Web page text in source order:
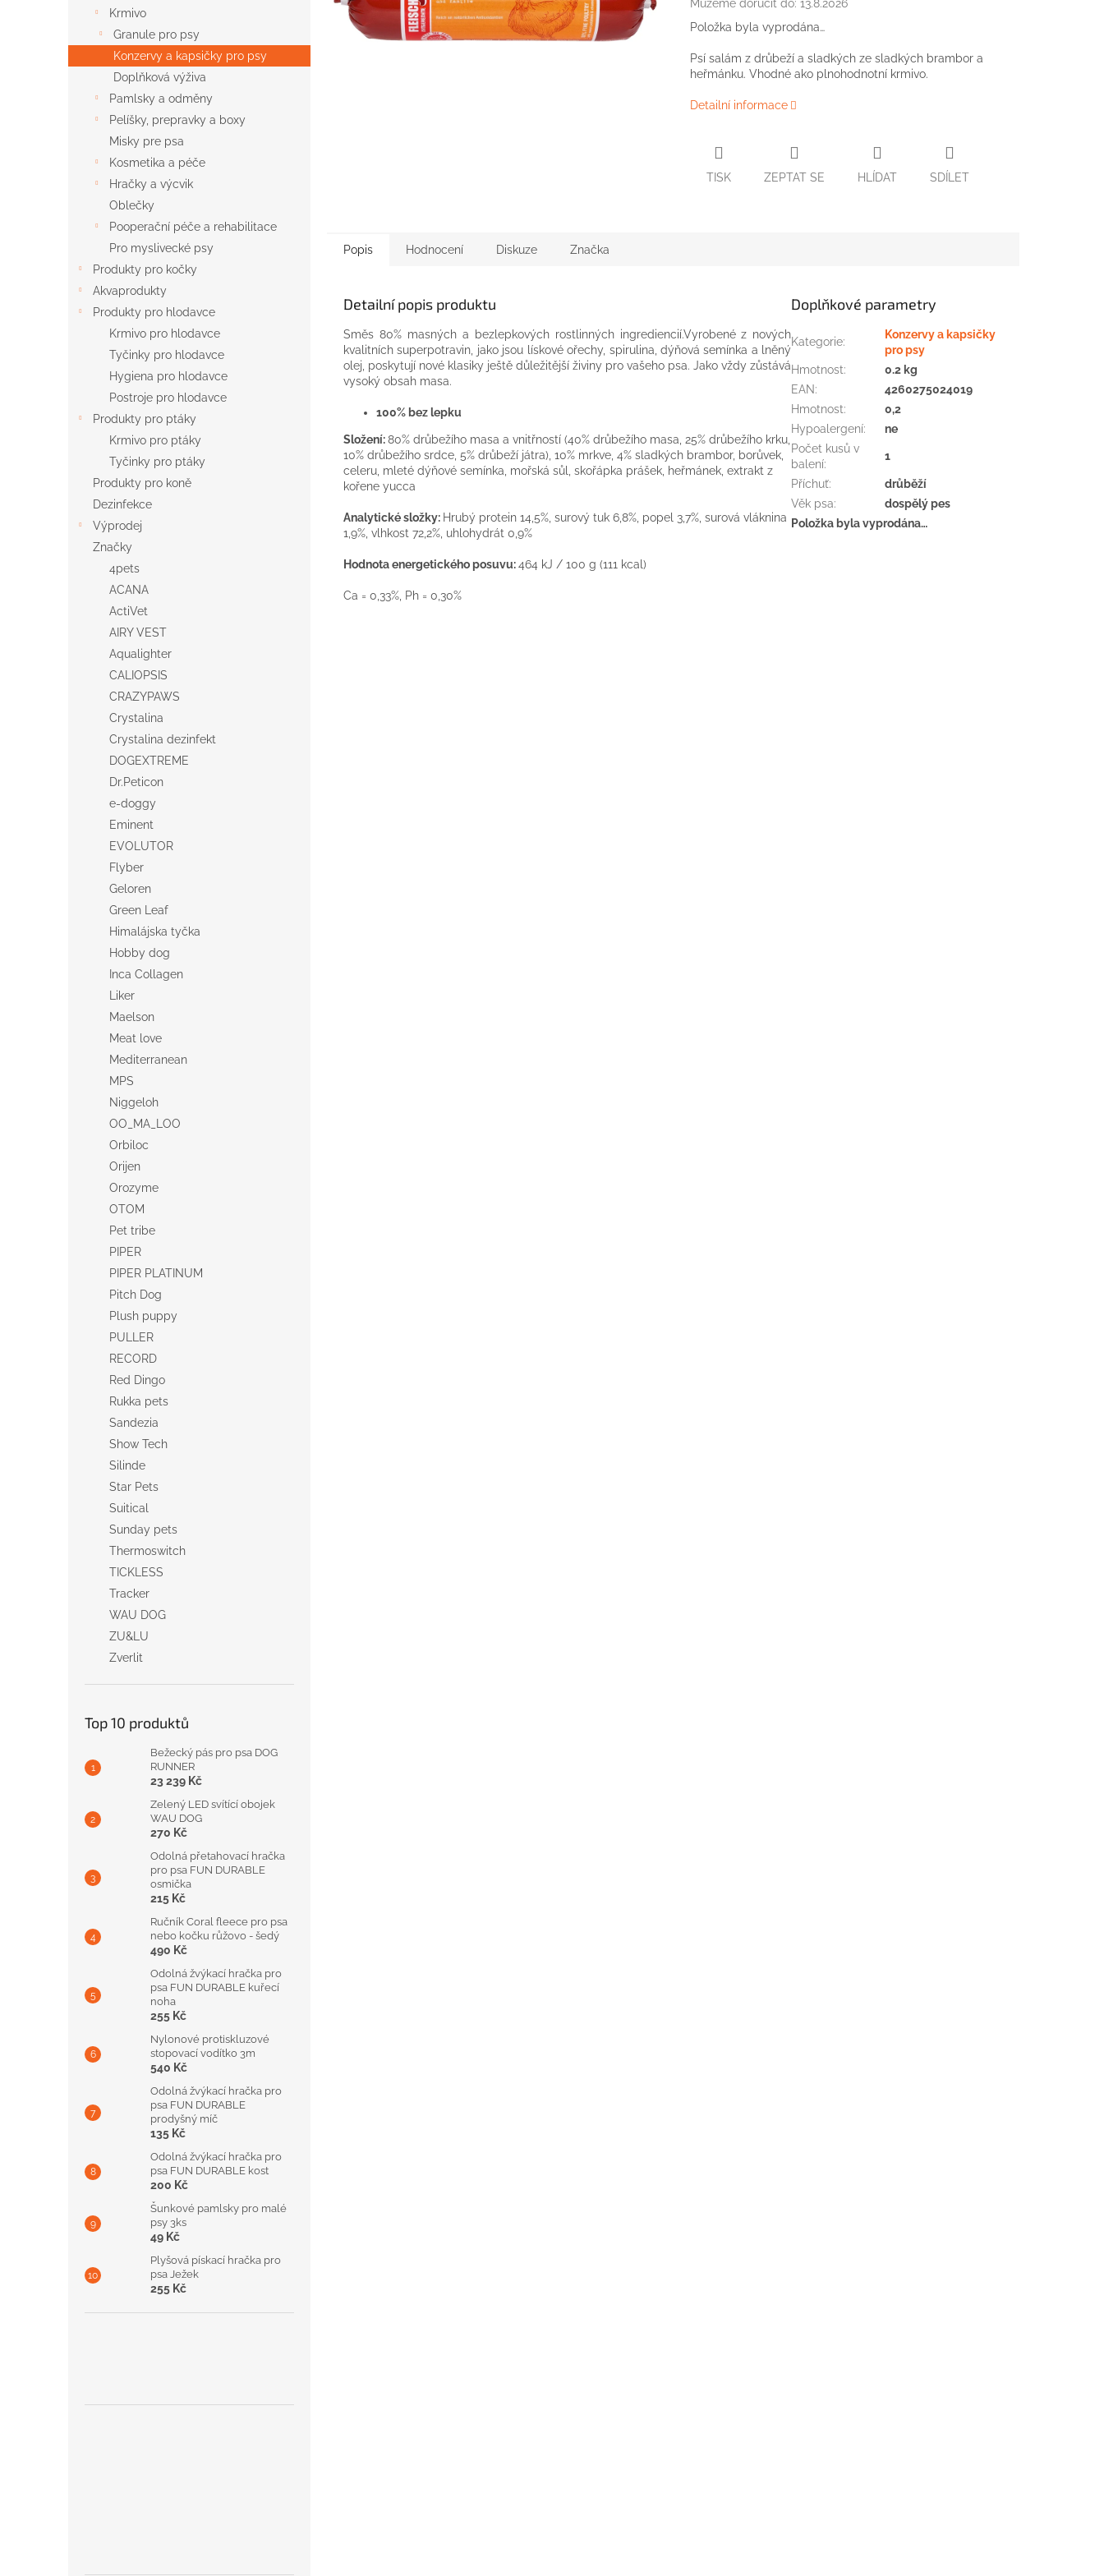
l
Krmivo
Granule pro psy
Konzervy a kapsičky pro psy
Doplňková výživa
Pamlsky a odměny
Pelíšky, prepravky a boxy
Misky pre psa
Kosmetika a péče
Hračky a výcvik
Oblečky
Pooperační péče a rehabilitace
Pro myslivecké psy
Produkty pro kočky
Akvaprodukty
Produkty pro hlodavce
Krmivo pro hlodavce
Tyčinky pro hlodavce
Hygiena pro hlodavce
Postroje pro hlodavce
Produkty pro ptáky
Krmivo pro ptáky
Tyčinky pro ptáky
Produkty pro koně
Dezinfekce
Výprodej
Značky
4pets
ACANA
ActiVet
AIRY VEST
Aqualighter
CALIOPSIS
CRAZYPAWS
Crystalina
Crystalina dezinfekt
DOGEXTREME
Dr.Peticon
e-doggy
Eminent
EVOLUTOR
Flyber
Geloren
Green Leaf
Himalájska tyčka
Hobby dog
Inca Collagen
Liker
Maelson
Meat love
Mediterranean
MPS
Niggeloh
OO_MA_LOO
Orbiloc
Orijen
Orozyme
OTOM
Pet tribe
PIPER
PIPER PLATINUM
Pitch Dog
Plush puppy
PULLER
RECORD
Red Dingo
Rukka pets
Sandezia
Show Tech
Silinde
Star Pets
Suitical
Sunday pets
Thermoswitch
TICKLESS
Tracker
WAU DOG
ZU&LU
Zverlit
Top 10 produktů
Bežecký pás pro psa DOG
RUNNER
23 239 Kč
Zelený LED svítící obojek
WAU DOG
270 Kč
Odolná přetahovací hračka
pro psa FUN DURABLE
osmička
215 Kč
Ručník Coral fleece pro psa
nebo kočku růžovo - šedý
490 Kč
Odolná žvýkací hračka pro
psa FUN DURABLE kuřecí
noha
255 Kč
Nylonové protiskluzové
stopovací vodítko 3m
540 Kč
Odolná žvýkací hračka pro
psa FUN DURABLE
prodyšný míč
135 Kč
Odolná žvýkací hračka pro
psa FUN DURABLE kost
200 Kč
Šunkové pamlsky pro malé
psy 3ks
49 Kč
Plyšová pískací hračka pro
psa Ježek
255 Kč
Můžeme doručit do: 13.8.2026
Položka byla vyprodána…
Psí salám z drůbeží a sladkých ze sladkých brambor a
heřmánku. Vhodné ako plnohodnotní krmivo.
Detailní informace
TISK ZEPTAT SE HLÍDAT SDÍLET
Popis Hodnocení Diskuze Značka
Detailní popis produktu
Směs 80% masných a bezlepkových rostlinných ingrediencií.Vyrobené z nových
kvalitních superpotravin jako jsou lískové ořechy, spirulina, dýňová semínka a
lněný
olej, poskytují nové klasiky ještě důležitější živiny pro vašeho psa. Jako vždy zůstává
vysoký obsah masa.
100% bez lepku
Složení:80% drůbežího masa a vnitřností (40% drůbežího masa, 25% drůbežího krku,
10% drůbežího srdce, 5% drůbeží játra), 10% mrkve, 4% sladkých brambor, borůvek,
celeru, mleté dýňové semínka, mořská sůl, skořápka prášek, heřmánek, extrakt z
kořene yucca
Analytické složky: Hrubý protein 14,5%, surový tuk 6,8%, popel 3,7%, surová vláknina
1,9%, vlhkost 72,2%, uhlohydrát 0,9%
Hodnota energetického posuvu:464 kJ / 100 g (111 kcal)
Ca = 0,33%, Ph = 0,30%
Doplňkové parametry
Kategorie:
Konzervy a kapsičky
pro psy
Hmotnost:
0.2 kg
EAN:
4260275024019
Hmotnost:
0,2
Hypoalergení:
ne
Počet kusů v
balení:
1
Příchuť:
drůběží
Věk psa:
dospělý pes
Položka byla vyprodána…